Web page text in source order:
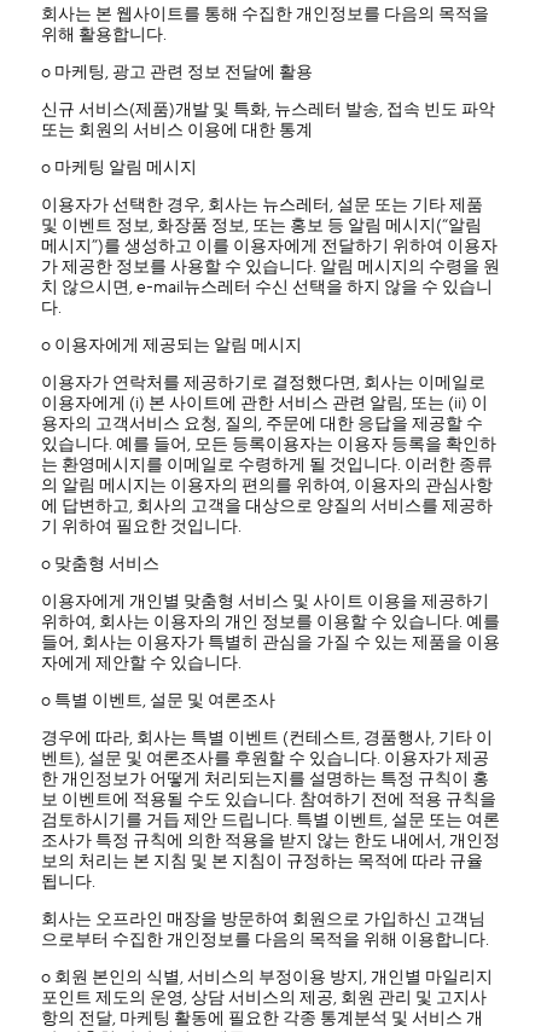
회사는 본 웹사이트를 통해 수집한 개인정보를 다음의 목적을
위해 활용합니다.
ο 마케팅, 광고 관련 정보 전달에 활용
신규 서비스(제품)개발 및 특화, 뉴스레터 발송, 접속 빈도 파악
또는 회원의 서비스 이용에 대한 통계
ο 마케팅 알림 메시지
이용자가 선택한 경우, 회사는 뉴스레터, 설문 또는 기타 제품
및 이벤트 정보, 화장품 정보, 또는 홍보 등 알림 메시지(“알림
메시지”)를 생성하고 이를 이용자에게 전달하기 위하여 이용자
가 제공한 정보를 사용할 수 있습니다. 알림 메시지의 수령을 원
치 않으시면, e-mail뉴스레터 수신 선택을 하지 않을 수 있습니
다.
ο 이용자에게 제공되는 알림 메시지
이용자가 연락처를 제공하기로 결정했다면, 회사는 이메일로
이용자에게 (i) 본 사이트에 관한 서비스 관련 알림, 또는 (ii) 이
용자의 고객서비스 요청, 질의, 주문에 대한 응답을 제공할 수
있습니다. 예를 들어, 모든 등록이용자는 이용자 등록을 확인하
는 환영메시지를 이메일로 수령하게 될 것입니다. 이러한 종류
의 알림 메시지는 이용자의 편의를 위하여, 이용자의 관심사항
에 답변하고, 회사의 고객을 대상으로 양질의 서비스를 제공하
기 위하여 필요한 것입니다.
ο 맞춤형 서비스
이용자에게 개인별 맞춤형 서비스 및 사이트 이용을 제공하기
위하여, 회사는 이용자의 개인 정보를 이용할 수 있습니다. 예를
들어, 회사는 이용자가 특별히 관심을 가질 수 있는 제품을 이용
자에게 제안할 수 있습니다.
ο 특별 이벤트, 설문 및 여론조사
경우에 따라, 회사는 특별 이벤트 (컨테스트, 경품행사, 기타 이
벤트), 설문 및 여론조사를 후원할 수 있습니다. 이용자가 제공
한 개인정보가 어떻게 처리되는지를 설명하는 특정 규칙이 홍
보 이벤트에 적용될 수도 있습니다. 참여하기 전에 적용 규칙을
검토하시기를 거듭 제안 드립니다. 특별 이벤트, 설문 또는 여론
조사가 특정 규칙에 의한 적용을 받지 않는 한도 내에서, 개인정
보의 처리는 본 지침 및 본 지침이 규정하는 목적에 따라 규율
됩니다.
회사는 오프라인 매장을 방문하여 회원으로 가입하신 고객님
으로부터 수집한 개인정보를 다음의 목적을 위해 이용합니다.
ο 회원 본인의 식별, 서비스의 부정이용 방지, 개인별 마일리지
포인트 제도의 운영, 상담 서비스의 제공, 회원 관리 및 고지사
항의 전달, 마케팅 활동에 필요한 각종 통계분석 및 서비스 개